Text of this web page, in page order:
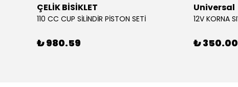
ÇELİK BİSİKLET
110 CC CUP SİLİNDİR PİSTON SETİ
₺ 980.59
Universal
₺ 350.00